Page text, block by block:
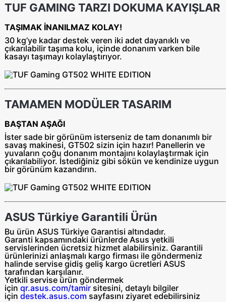
TUF GAMING TARZI DOKUMA KAYIŞLAR
TAŞIMAK İNANILMAZ KOLAY!
30 kg’ye kadar destek veren iki adet dayanıklı ve
çıkarılabilir taşıma kolu, içinde donanım varken bile
kasayı taşımayı kolaylaştırıyor.
TAMAMEN MODÜLER TASARIM
BAŞTAN AŞAĞI
İster sade bir görünüm isterseniz de tam donanımlı bir
savaş makinesi, GT502 sizin için hazır! Panellerin ve
yuvaların çoğu donanım montajını kolaylaştırmak için
çıkarılabiliyor. İstediğiniz gibi sökün ve kendinize uygun
bir görünüm kazandırın.
ASUS Türkiye Garantili Ürün
Bu ürün ASUS Türkiye Garantisi altındadır.
Garanti kapsamındaki ürünlerde Asus yetkili
servislerinden ücretsiz hizmet alabilirsiniz. Garantili
ürünlerinizi anlaşmalı kargo firması ile göndermeniz
halinde servise gidiş geliş kargo ücretleri ASUS
tarafından karşılanır.
Yetkili servise ürün göndermek
için qr.asus.com/tamir sitesini, detaylı bilgiler
için destek.asus.com sayfasını ziyaret edebilirsiniz